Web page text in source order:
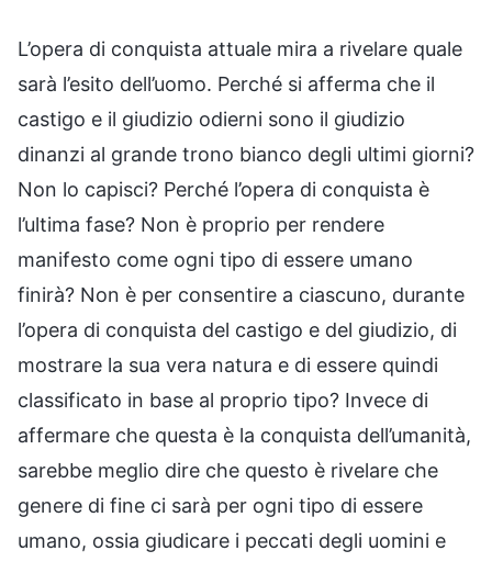
L’opera di conquista attuale mira a rivelare quale
sarà l’esito dell’uomo. Perché si afferma che il
castigo e il giudizio odierni sono il giudizio
dinanzi al grande trono bianco degli ultimi giorni?
Non lo capisci? Perché l’opera di conquista è
l’ultima fase? Non è proprio per rendere
manifesto come ogni tipo di essere umano
finirà? Non è per consentire a ciascuno, durante
l’opera di conquista del castigo e del giudizio, di
mostrare la sua vera natura e di essere quindi
classificato in base al proprio tipo? Invece di
affermare che questa è la conquista dell’umanità,
sarebbe meglio dire che questo è rivelare che
genere di fine ci sarà per ogni tipo di essere
umano, ossia giudicare i peccati degli uomini e